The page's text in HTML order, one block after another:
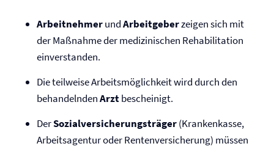
ArbeitnehmerundArbeitgeberzeigen sich mit
der Maßnahme der medizinischen Reha­bilitation
einverstanden.
Die teilweise Arbeitsmöglichkeit wird durch den
behandelndenArztbescheinigt.
DerSozial­versicherungsträger(Krankenkasse,
Arbeitsagentur oder Renten­versicherung) müssen